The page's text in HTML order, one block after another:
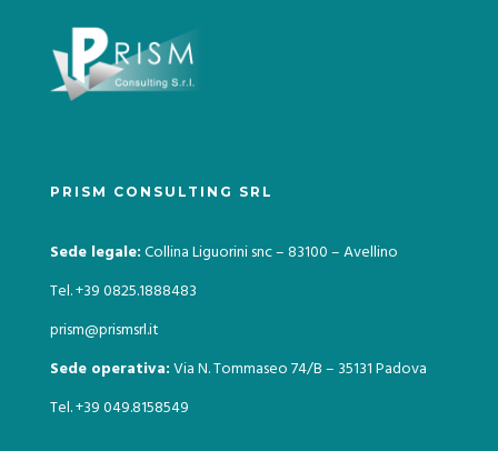
PRISM CONSULTING SRL
Sede legale:Collina Liguorini snc – 83100 – Avellino
Tel. +39 0825.1888483
prism@prismsrl.it
Sede operativa:Via N. Tommaseo 74/B – 35131 Padova
Tel. +39 049.8158549